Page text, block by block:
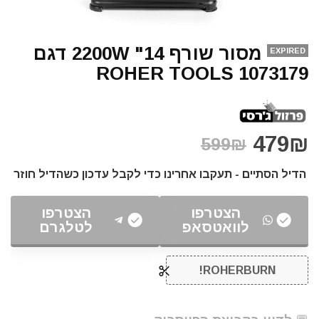
EXPIRED
מסור שורף 14" 2200W דגם
1073179 ROHER TOOLS
479₪
599₪
הדיל הסתיים - תעקבו אחרינו כדי לקבל עדכון כשהדיל חוזר
הצטרפו
לוואטסאפ
הצטרפו
לטלגרם
ROHERBURN!